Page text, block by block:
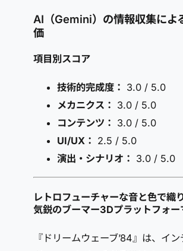
AI（Gemini）の情報収集によ
価
項目別スコア
技術的完成度： 3.0 / 5.0
メカニクス： 3.0 / 5.0
コンテンツ： 3.0 / 5.0
UI/UX： 2.5 / 5.0
演出・シナリオ： 3.0 / 5.0
レトロフューチャーな音と色で織
気鋭のブーマー3Dプラットフォー
『ドリームウェーブ’84』は、イ